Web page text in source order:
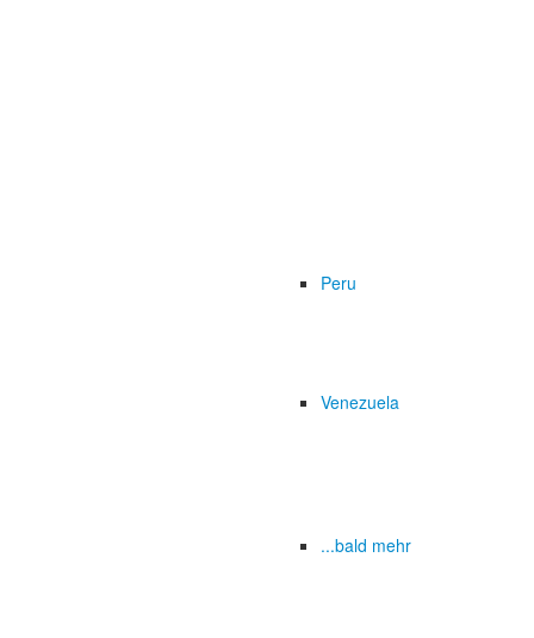
Peru
Venezuela
...bald mehr